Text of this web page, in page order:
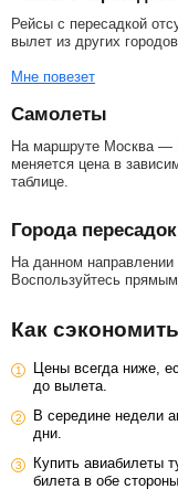
Рейсы с пересадкой
вылет из других городов.
Мне повезет
Самолеты
На маршруте Москва —
меняется цена в
таблице.
Города пересадок
На данном направлении
Воспользуйтесь
Как
Цены всегда ниже,
до вылета.
В середине недели
дни.
Купить авиабилеты
билета в обе стороны.